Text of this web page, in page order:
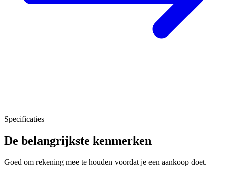
Specificaties
De belangrijkste kenmerken
Goed om rekening mee te houden voordat je een aankoop doet.